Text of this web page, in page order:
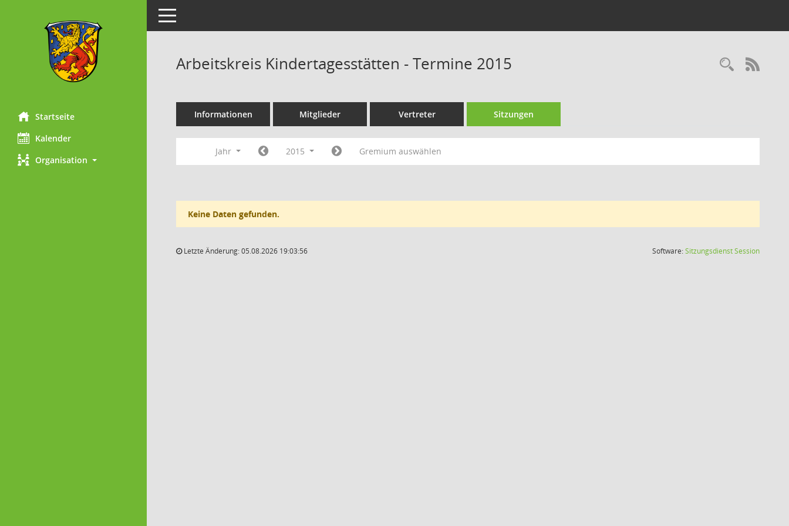
Startseite
Kalender
Organisation
Toggle navigation
Arbeitskreis Kindertagesstätten - Termine 2015
Informationen Mitglieder Vertreter Sitzungen
Jahr 2015 Gremium auswählen
Keine Daten gefunden.
Letzte Änderung: 05.08.2026 19:03:56 Software:SitzungsdienstSession(Wird in